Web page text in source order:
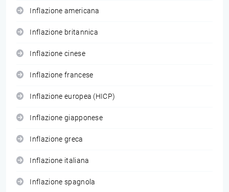
Inflazione americana
Inflazione britannica
Inflazione cinese
Inflazione francese
Inflazione europea (HICP)
Inflazione giapponese
Inflazione greca
Inflazione italiana
Inflazione spagnola